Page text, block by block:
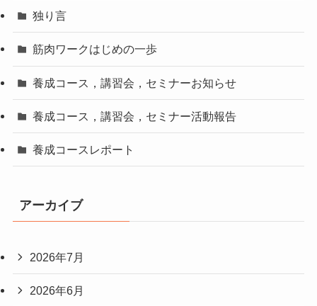
独り言
筋肉ワークはじめの一歩
養成コース，講習会，セミナーお知らせ
養成コース，講習会，セミナー活動報告
養成コースレポート
アーカイブ
2026年7月
2026年6月